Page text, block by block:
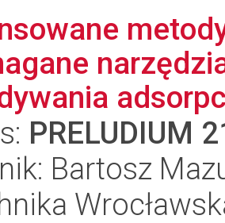
PRELUDIUM
Bartosz